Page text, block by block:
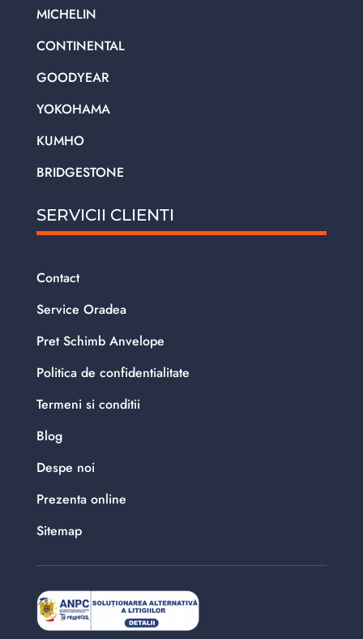
MICHELIN
CONTINENTAL
GOODYEAR
YOKOHAMA
KUMHO
BRIDGESTONE
SERVICII CLIENTI
Contact
Service Oradea
Pret Schimb Anvelope
Politica de confidentialitate
Termeni si conditii
Blog
Despe noi
Prezenta online
Sitemap